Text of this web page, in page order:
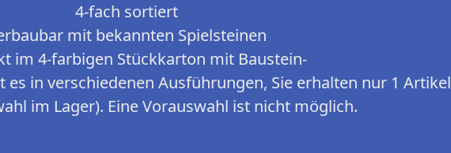
4-fach sortiert
mit bekannten Spielsteinen
im 4-farbigen Stückkarton mit Baustein-
in verschiedenen Ausführungen, Sie erhalten nur 1 Artikel
im Lager). Eine Vorauswahl ist nicht möglich.